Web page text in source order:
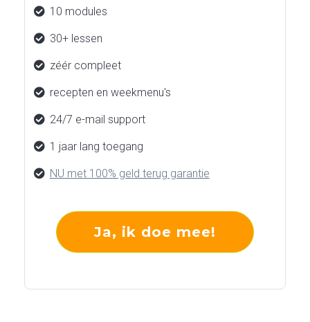
10 modules
30+ lessen
zéér compleet
recepten en weekmenu's
24/7 e-mail support
1 jaar lang toegang
NU met 100% geld terug garantie
Ja, ik doe mee!